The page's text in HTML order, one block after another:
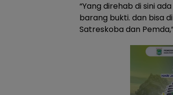
“Yang direhab di sini
barang bukti. dan bisa
Satreskoba dan